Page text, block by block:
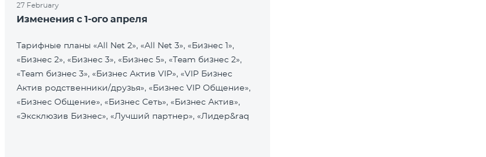
27 February
Изменения с 1-ого апреля
Тарифные планы «All Net 2», «All Net 3», «Бизнес 1»,
«Бизнес 2», «Бизнес 3», «Бизнес 5», «Team бизнес 2»,
«Team бизнес 3», «Бизнес Актив VIP», «VIP Бизнес
Актив родственники/друзья», «Бизнес VIP Общение»,
«Бизнес Общение», «Бизнес Сеть», «Бизнес Актив»,
«Эксклюзив Бизнес», «Лучший партнер», «Лидер&raq